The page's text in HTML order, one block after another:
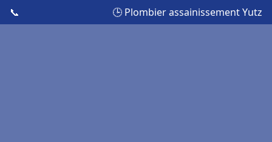
📞 🕒 Plombier assainissement Yutz